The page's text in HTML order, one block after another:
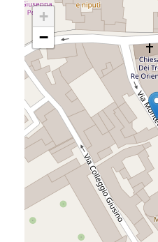
Il
I nostri
+
−